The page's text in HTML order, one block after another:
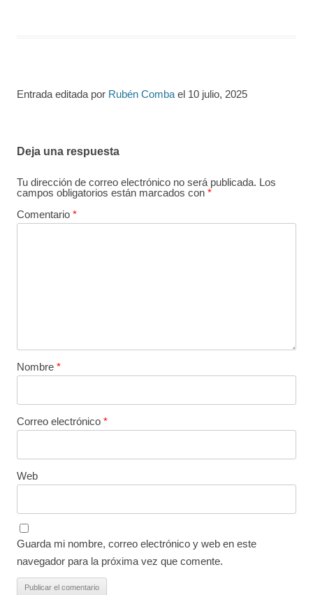
Entrada editada por Rubén Comba el 10 julio, 2025
Deja una respuesta
Tu dirección de correo electrónico no será publicada. Los
campos obligatorios están marcados con *
Comentario *
Nombre *
Correo electrónico *
Web
Guarda mi nombre, correo electrónico y web en este
navegador para la próxima vez que comente.